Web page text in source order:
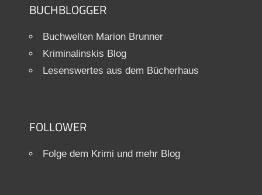
BUCHBLOGGER
Buchwelten Marion Brunner
Kriminalinskis Blog
Lesenswertes aus dem Bücherhaus
FOLLOWER
Folge dem Krimi und mehr Blog